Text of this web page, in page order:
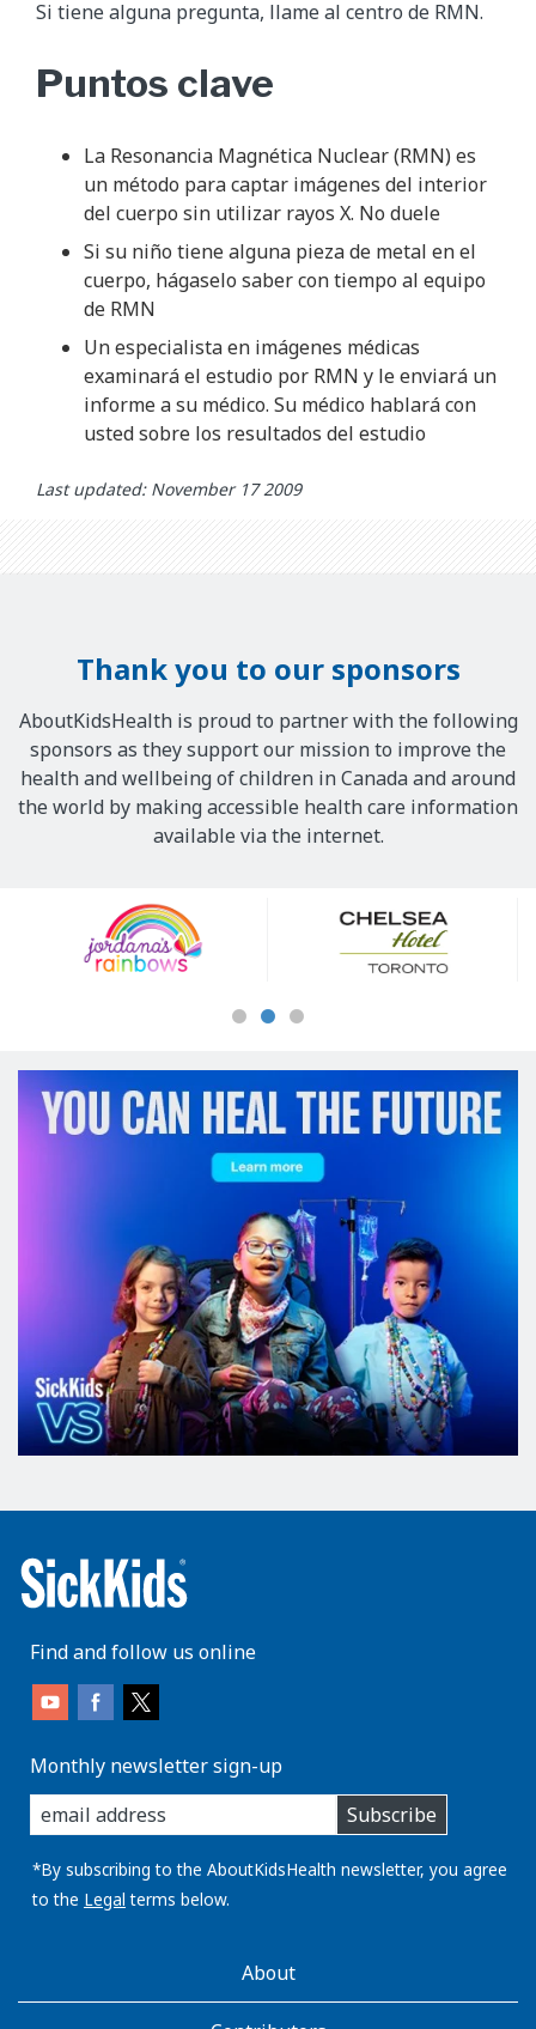
Si tiene alguna pregunta, llame al centro de RMN.
Puntos clave
La Resonancia Magnética Nuclear (RMN) es
un método para captar imágenes del interior
del cuerpo sin utilizar rayos X. No duele
Si su niño tiene alguna pieza de metal en el
cuerpo, hágaselo saber con tiempo al equipo
de RMN
Un especialista en imágenes médicas
examinará el estudio por RMN y le enviará un
informe a su médico. Su médico hablará con
usted sobre los resultados del estudio
Last updated: November 17 2009
Thank you to our sponsors
AboutKidsHealth is proud to partner with the following
sponsors as they support our mission to improve the
health and wellbeing of children in Canada and around
the world by making accessible health care information
available via the internet.
Sponsors
Find and follow us online
Monthly newsletter sign-up
enter
you
email
address:
Subscribe
*By subscribing to the AboutKidsHealth newsletter, you agree
to the Legal terms below.
AboutKidsHealthAbout